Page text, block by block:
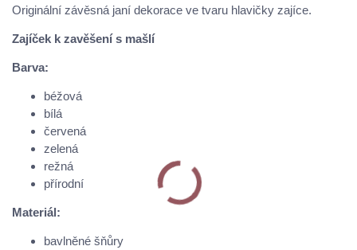
Originální závěsná janí dekorace ve tvaru hlavičky zajíce.
Zajíček k zavěšení s mašlí
Barva:
béžová
bílá
červená
zelená
režná
přírodní
Materiál:
bavlněné šňůry